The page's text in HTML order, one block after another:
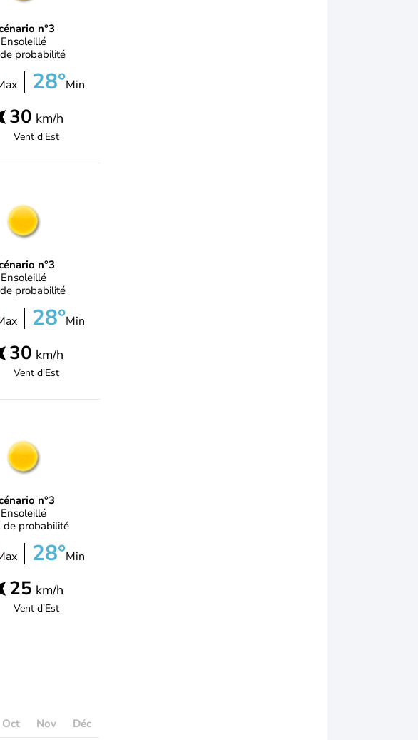
n°3
Ensoleillé
probabilité
28°Min
30 km/h
Vent d'Est
n°3
Ensoleillé
probabilité
28°Min
30 km/h
Vent d'Est
n°3
Ensoleillé
de probabilité
28°Min
25 km/h
Vent d'Est
Oct Nov Déc